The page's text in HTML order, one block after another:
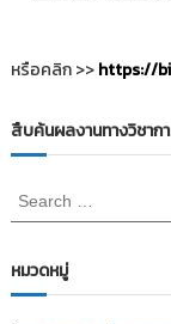
อ
ล
ง
น
จั
ย
หรือคลิก >>https://
สืบค้นผลงานทางวิชาก
e
r
c
หมวดหมู่